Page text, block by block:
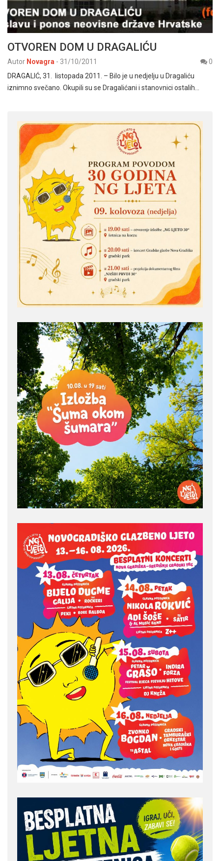
OTVOREN DOM U DRAGALIĆU
Autor Novagra - 31/10/2011
0
DRAGALIĆ, 31. listopada 2011. – Bilo je u nedjelju u Dragaliću
iznimno svečano. Okupili su se Dragalićani i stanovnici ostalih…